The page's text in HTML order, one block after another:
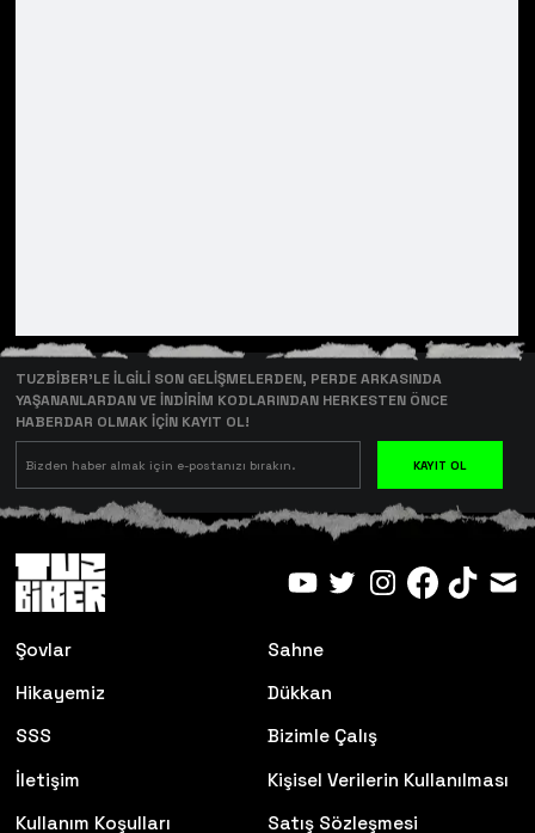
TUZBİBER’LE İLGİLİ SON GELİŞMELERDEN, PERDE ARKASINDA
YAŞANANLARDAN VE İNDİRİM KODLARINDAN HERKESTEN ÖNCE
HABERDAR OLMAK İÇİN KAYIT OL!
KAYIT OL
Şovlar
Sahne
Hikayemiz
Dükkan
SSS
Bizimle Çalış
İletişim
Kişisel Verilerin Kullanılması
Kullanım Koşulları
Satış Sözleşmesi